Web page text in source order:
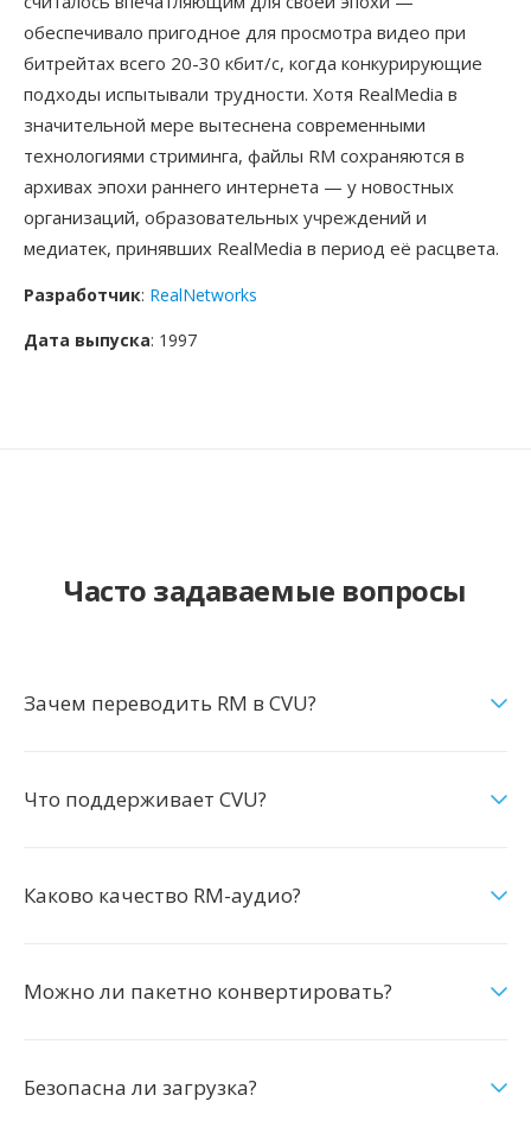
обеспечивало пригодное для просмотра видео при
битрейтах всего 20-30 кбит/с, когда конкурирующие
подходы испытывали трудности. Хотя RealMedia в
значительной мере вытеснена современными
технологиями стриминга, файлы RM сохраняются в
архивах эпохи раннего интернета — у новостных
организаций, образовательных учреждений и
медиатек, принявших RealMedia в период её расцвета.
Разработчик: RealNetworks
Дата выпуска: 1997
Часто задаваемые вопросы
Зачем переводить RM в CVU?
Что поддерживает CVU?
Каково качество RM-аудио?
Можно ли пакетно конвертировать?
Безопасна ли загрузка?